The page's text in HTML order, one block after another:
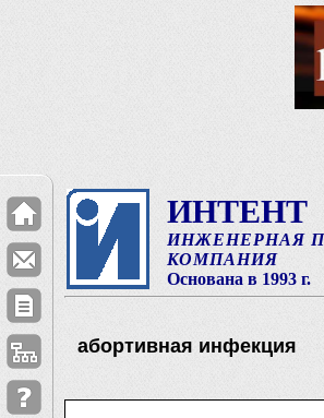
ИНТЕНТ
ИНЖЕНЕРНАЯ
КОМПАНИЯ
Основана в 1993 г.
абортивная инфекция